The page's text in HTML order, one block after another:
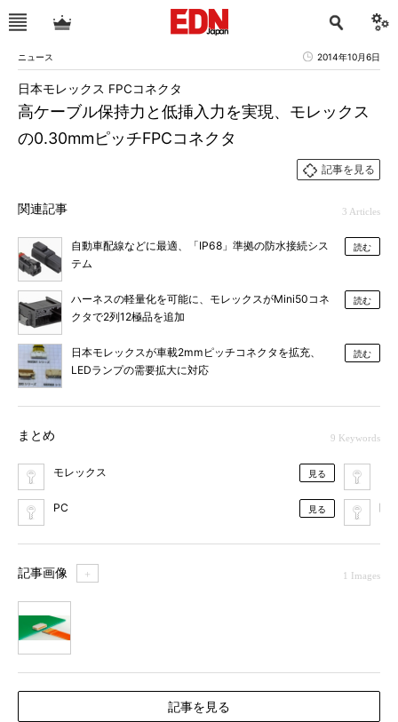
ニュース 2014年10月6日
高ケーブル保持力と低挿入力を実現、モレックス
の0.30mmピッチFPCコネクタ
日本モレックス FPCコネクタ
記事を見る
関連記事 3 Articles
自動車配線などに最適、「IP68」準拠の防水接続シス
テム
読む
ハーネスの軽量化を可能に、モレックスがMini50コネ
クタで2列12極品を追加
読む
日本モレックスが車載2mmピッチコネクタを拡充、
LEDランプの需要拡大に対応
読む
まとめ 9 Keywords
モレックス 見る
PC 見る 医
記事画像 ＋ 1 Images
記事を見る